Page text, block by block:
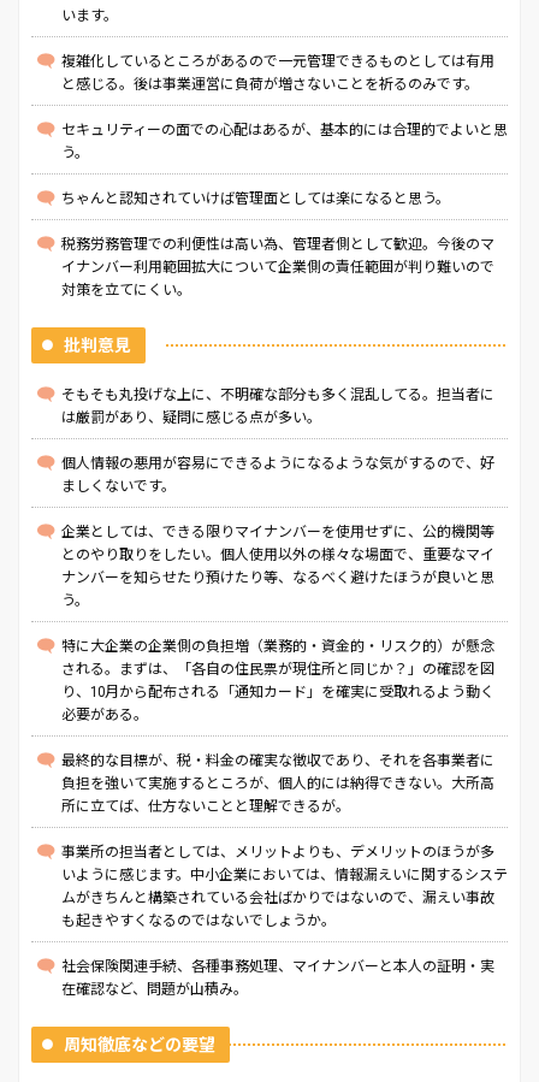
います。
複雑化しているところがあるので一元管理できるものとしては有用
と感じる。後は事業運営に負荷が増さないことを祈るのみです。
セキュリティーの面での心配はあるが、基本的には合理的でよいと思
う。
ちゃんと認知されていけば管理面としては楽になると思う。
税務労務管理での利便性は高い為、管理者側として歓迎。今後のマ
イナンバー利用範囲拡大について企業側の責任範囲が判り難いので
対策を立てにくい。
批判意見
そもそも丸投げな上に、不明確な部分も多く混乱してる。担当者に
は厳罰があり、疑問に感じる点が多い。
個人情報の悪用が容易にできるようになるような気がするので、好
ましくないです。
企業としては、できる限りマイナンバーを使用せずに、公的機関等
とのやり取りをしたい。個人使用以外の様々な場面で、重要なマイ
ナンバーを知らせたり預けたり等、なるべく避けたほうが良いと思
う。
特に大企業の企業側の負担増（業務的・資金的・リスク的）が懸念
される。まずは、「各自の住民票が現住所と同じか？」の確認を図
り、10月から配布される「通知カード」を確実に受取れるよう動く
必要がある。
最終的な目標が、税・料金の確実な徴収であり、それを各事業者に
負担を強いて実施するところが、個人的には納得できない。大所高
所に立てば、仕方ないことと理解できるが。
事業所の担当者としては、メリットよりも、デメリットのほうが多
いように感じます。中小企業においては、情報漏えいに関するシステ
ムがきちんと構築されている会社ばかりではないので、漏えい事故
も起きやすくなるのではないでしょうか。
社会保険関連手続、各種事務処理、マイナンバーと本人の証明・実
在確認など、問題が山積み。
周知徹底などの要望